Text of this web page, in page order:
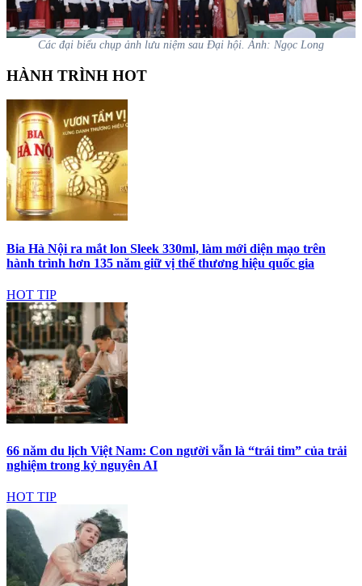
Các đại biểu chụp ảnh lưu niệm sau Đại hội. Ảnh: Ngọc Long
HÀNH TRÌNH HOT
Bia Hà Nội ra mắt lon Sleek 330ml, làm mới diện mạo trên
hành trình hơn 135 năm giữ vị thế thương hiệu quốc gia
HOT TIP
66 năm du lịch Việt Nam: Con người vẫn là “trái tim” của trải
nghiệm trong kỷ nguyên AI
HOT TIP